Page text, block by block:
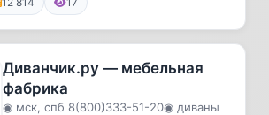
Диванчик.ру — мебельная
фабрика
◉ мск, спб 8(800)333-51-20◉ диваны